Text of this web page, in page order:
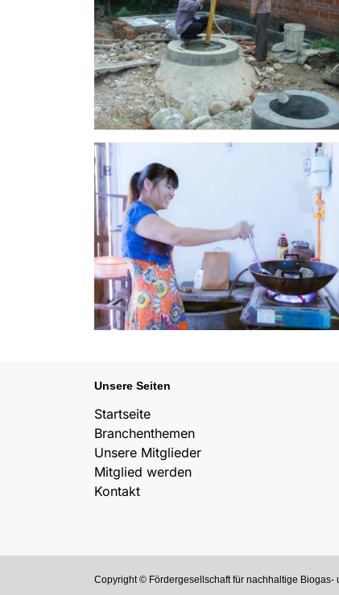
Unsere Seiten
Startseite
Branchenthemen
Unsere Mitglieder
Mitglied werden
Kontakt
Copyright © Fördergesellschaft für nachhaltige Biogas-